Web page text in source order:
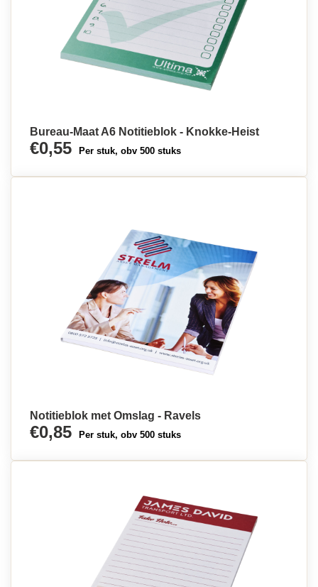
Bureau-Maat A6 Notitieblok - Knokke-Heist
€0,55 Per stuk, obv 500 stuks
Notitieblok met Omslag - Ravels
€0,85 Per stuk, obv 500 stuks